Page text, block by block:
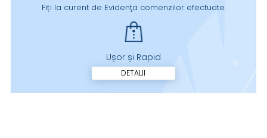
Fiți la curent de Evidenţa comenzilor efectuate.
Ușor și Rapid
DETALII